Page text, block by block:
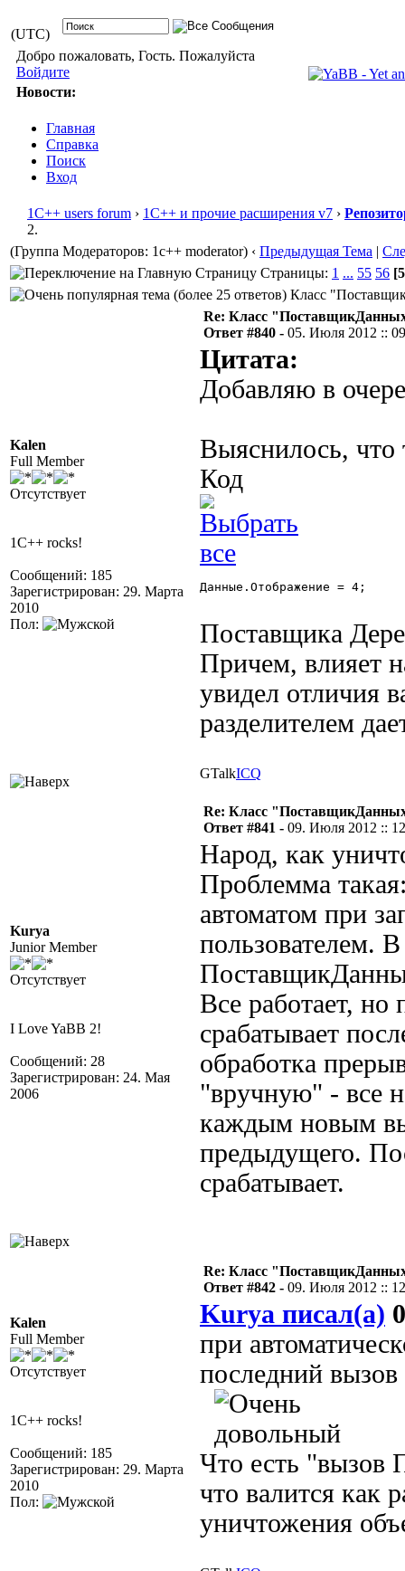
(UTC)
Добро пожаловать, Гость. Пожалуйста
Войдите
Новости:
Главная
Справка
Поиск
Вход
1С++ users forum › 1С++ и прочие расширения v7 ›
2.
(Группа Модераторов: 1c++ moderator) ‹ Предыдущая Тема |
Страницы: 1 ... 55 56
Класс
Kalen
Full Member
Отсутствует
1C++ rocks!
Сообщений: 185
Зарегистрирован: 29. Марта
2010
Пол:
Re: Класс
Ответ #840 - 05. Июля 2012 ::
Цитата:
Добавляю в
Выяснилось, что
Код
Данные.Отображение = 4;
Поставщика
Причем, влияет
увидел отличия
разделителем
GTalkICQ
Kurya
Junior Member
Отсутствует
I Love YaBB 2!
Сообщений: 28
Зарегистрирован: 24. Мая
2006
Re: Класс
Ответ #841 - 09. Июля 2012 ::
Народ, как
Проблемма
автоматом при
пользователем.
Все работает, но
срабатывает
обработка
"вручную" - все
каждым новым
предыдущего.
срабатывает.
Kalen
Full Member
Отсутствует
1C++ rocks!
Сообщений: 185
Зарегистрирован: 29. Марта
2010
Пол:
Re: Класс
Ответ #842 - 09. Июля 2012 ::
Kurya писал(а)
при
последний вызов
Что есть "вызов
что валится как
уничтожения